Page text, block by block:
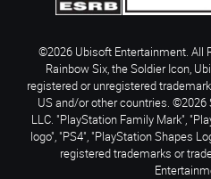
©2026 Ubisoft Entertainment. All
Rainbow Six, the Soldier Icon,
registered or unregistered
US and/or other countries.
LLC. "PlayStation Family Mark",
logo", "PS4", "PlayStation Shapes
registered trademarks or